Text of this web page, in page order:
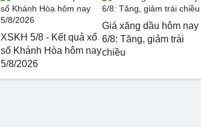
XSKH 5/8 - Kết quả xổ
số Khánh Hòa hôm nay
5/8/2026
Giá xăng dầu hôm nay
6/8: Tăng, giảm trái
chiều